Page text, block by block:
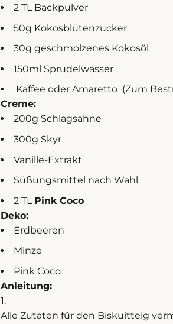
2 TL Backpulver
50g Kokosblütenzucker
30g geschmolzenes Kokosöl
150ml Sprudelwasser
Kaffee oder Amaretto (Zum
Creme:
200g Schlagsahne
300g Skyr
Vanille-Extrakt
Süßungsmittel nach Wahl
2 TL Pink Coco
Deko:
Erdbeeren
Minze
Pink Coco
Anleitung:
Alle Zutaten für den Biskuitteig